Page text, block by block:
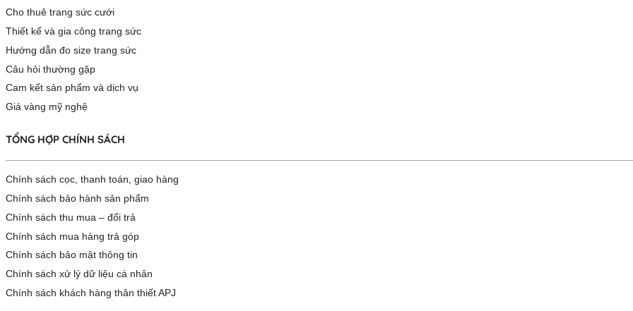
Cho thuê trang sức cưới
Thiết kế và gia công trang sức
Hướng dẫn đo size trang sức
Câu hỏi thường gặp
Cam kết sản phẩm và dịch vụ
Giá vàng mỹ nghệ
TỔNG HỢP CHÍNH SÁCH
Chính sách cọc, thanh toán, giao hàng
Chính sách bảo hành sản phẩm
Chính sách thu mua – đổi trả
Chính sách mua hàng trả góp
Chính sách bảo mật thông tin
Chính sách xử lý dữ liệu cá nhân
Chính sách khách hàng thân thiết APJ